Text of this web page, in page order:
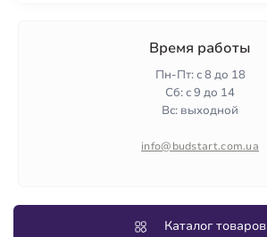
Политика конфиденциальности
Время работы
Пн-Пт: с 8 до 18
Сб: с 9 до 14
Вс: выходной
info@budstart.com.ua
Каталог товаров